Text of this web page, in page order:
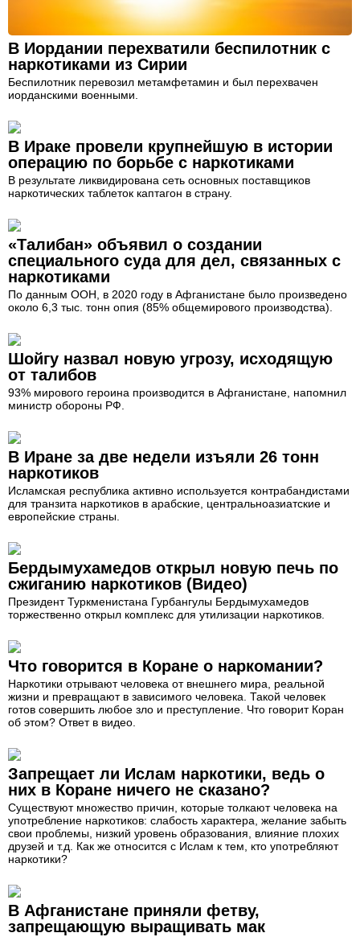
В Иордании перехватили беспилотник с
наркотиками из Сирии
Беспилотник перевозил метамфетамин и был перехвачен
иорданскими военными.
В Ираке провели крупнейшую в истории
операцию по борьбе с наркотиками
В результате ликвидирована сеть основных поставщиков
наркотических таблеток каптагон в страну.
«Талибан» объявил о создании
специального суда для дел, связанных с
наркотиками
По данным ООН, в 2020 году в Афганистане было произведено
около 6,3 тыс. тонн опия (85% общемирового производства).
Шойгу назвал новую угрозу, исходящую
от талибов
93% мирового героина производится в Афганистане, напомнил
министр обороны РФ.
В Иране за две недели изъяли 26 тонн
наркотиков
Исламская республика активно используется контрабандистами
для транзита наркотиков в арабские, центральноазиатские и
европейские страны.
Бердымухамедов открыл новую печь по
сжиганию наркотиков (Видео)
Президент Туркменистана Гурбангулы Бердымухамедов
торжественно открыл комплекс для утилизации наркотиков.
Что говорится в Коране о наркомании?
Наркотики отрывают человека от внешнего мира, реальной
жизни и превращают в зависимого человека. Такой человек
готов совершить любое зло и преступление. Что говорит Коран
об этом? Ответ в видео.
Запрещает ли Ислам наркотики, ведь о
них в Коране ничего не сказано?
Существуют множество причин, которые толкают человека на
употребление наркотиков: слабость характера, желание забыть
свои проблемы, низкий уровень образования, влияние плохих
друзей и т.д. Как же относится с Ислам к тем, кто употребляют
наркотики?
В Афганистане приняли фетву,
запрещающую выращивать мак